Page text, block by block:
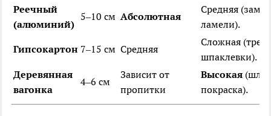
Реечный
(алюминий)
5–10 см Абсолютная
Средняя
ламели).
Гипсокартон 7–15 см Средняя
Сложная
шпаклевки).
Деревянная
вагонка
4–6 см
Зависит от
пропитки
Высокая
покраска).